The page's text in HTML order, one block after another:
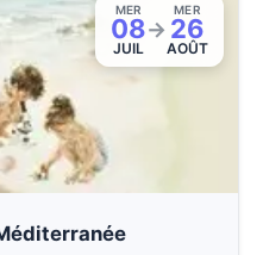
MER
08
JUIL
→
MER
26
AOÛT